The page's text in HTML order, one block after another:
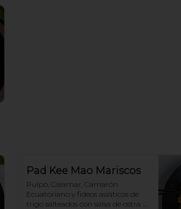
Pad Kee Mao Mariscos
Pulpo, Calamar, Camarón
Ecuatoriano y fideos asiáticos de
trigo salteados con salsa de ostra